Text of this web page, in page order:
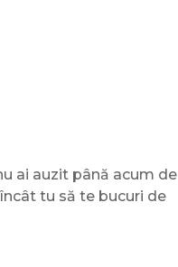
ai auzit până acum de
tu să te bucuri de